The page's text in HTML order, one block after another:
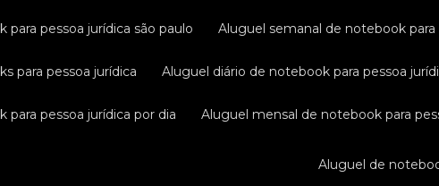
para pessoa jurídica são paulo aluguel semanal de notebook
para pessoa jurídica aluguel diário de notebook para pessoa
para pessoa jurídica por dia aluguel mensal de notebook para
aluguel de